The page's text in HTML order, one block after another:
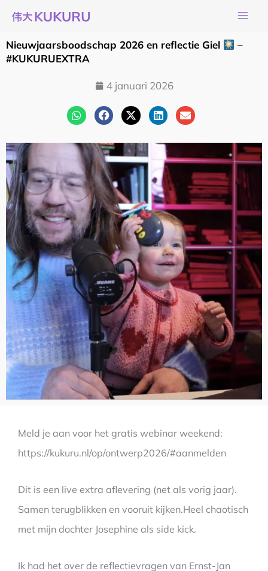
naar
de
inhoud
Nieuwjaarsboodschap 2026 en reflectie Giel
–
#KUKURUEXTRA
4 januari 2026
Meld je aan voor het gratis webinar weekend:
https://kukuru.nl/op/ontwerp2026/#aanmelden
Dit is een live extra aflevering (net als vorig jaar).
Samen terugblikken en vooruit kijken.Heel chaotisch
met mijn dochter Josephine als side kick.
Ik had het over de reflectievragen van Ernst-Jan